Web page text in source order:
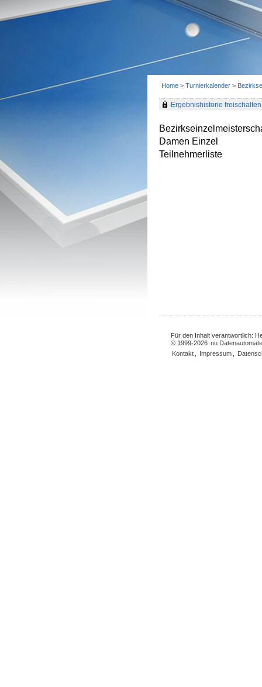
Home > Turnierkalender >
Ergebnishistorie freischalten
Damen Einzel
Teilnehmerliste
Für den Inhalt verantwortlich:
© 1999-2026 nu
Kontakt
Impressum